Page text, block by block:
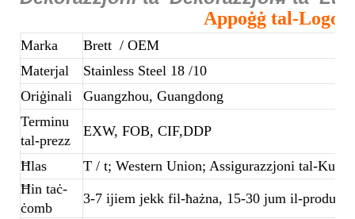
Appoġġ tal-Logo
Marka Brett / OEM
Materjal
Stainless Steel 18 /10
Oriġinali
Guangzhou, Guangdong
Terminu
tal-prezz
EXW, FOB, CIF,DDP
Ħlas
T / t; Western Union; Assigurazzjoni tal-
Ħin taċ-
ċomb
3-7 ijiem jekk fil-ħażna, 15-30 jum il-